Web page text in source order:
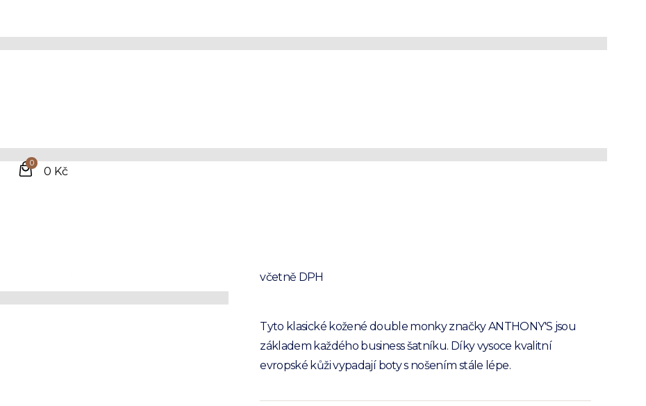
0
0 Kč
monky Farringdon
včetně DPH
Tyto klasické kožené double monky značky ANTHONY'S jsou
základem každého business šatníku. Díky vysoce kvalitní
evropské kůži vypadají boty s nošením stále lépe.